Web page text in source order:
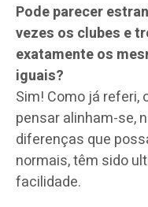
Pode parecer
vezes os clubes e
exatamente os
iguais?
Sim! Como já referi,
pensar alinham-se,
diferenças que
normais, têm sido
facilidade.